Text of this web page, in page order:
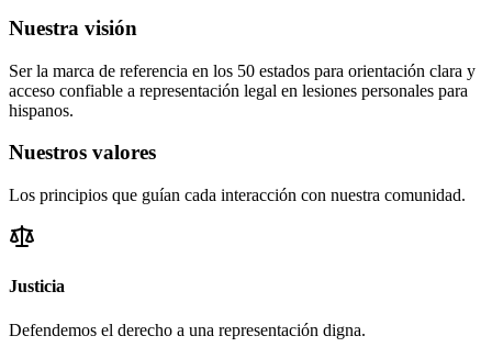
Nuestra visión
Ser la marca de referencia en los 50 estados para orientación clara y
acceso confiable a representación legal en lesiones personales para
hispanos.
Nuestros valores
Los principios que guían cada interacción con nuestra comunidad.
Justicia
Defendemos el derecho a una representación digna.